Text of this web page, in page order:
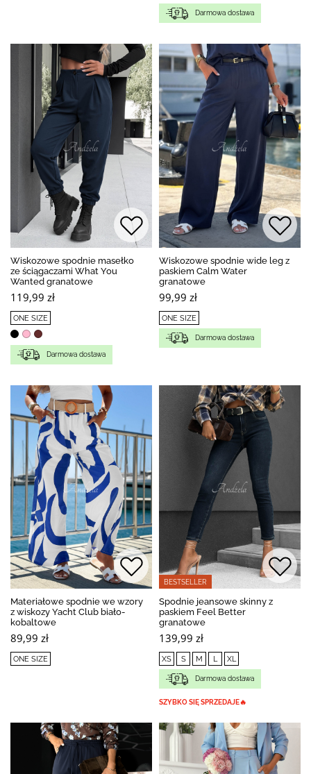
Darmowa dostawa
Wiskozowe spodnie masełko
ze ściągaczami What You
Wanted granatowe
119,99 zł
ONE SIZE
Darmowa dostawa
Wiskozowe spodnie wide leg z
paskiem Calm Water
granatowe
99,99 zł
ONE SIZE
Darmowa dostawa
Materiałowe spodnie we wzory
z wiskozy Yacht Club biało-
kobaltowe
89,99 zł
ONE SIZE
BESTSELLER
Spodnie jeansowe skinny z
paskiem Feel Better
granatowe
139,99 zł
XS S M L XL
Darmowa dostawa
SZYBKO SIĘ SPRZEDAJE🔥